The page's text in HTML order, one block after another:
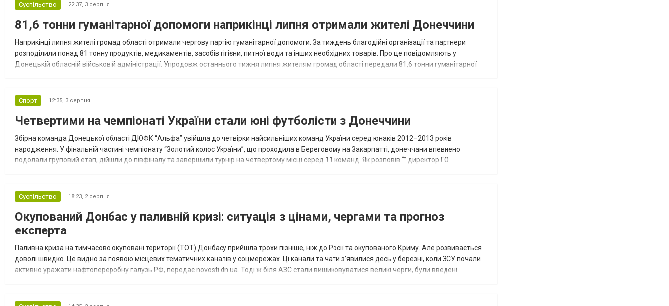
Суспільство 22:37, 3 серпня
81,6 тонни гуманітарної допомоги наприкінці липня отримали жителі Донеччини
Наприкінці липня жителі громад області отримали чергову партію гуманітарної допомоги. За тиждень благодійні організації та партнери
розподілили понад 81 тонну продуктів, медикаментів, засобів гігієни, питної води та інших необхідних товарів. Про це повідомляють у
Донецькій обласній військовій адміністрації. Упродовж останнього тижня липня жителям громад області передали 81,6 тонни гуманітарної
Спорт 12:35, 3 серпня
Четвертими на чемпіонаті України стали юні футболісти з Донеччини
Збірна команда Донецької області ДЮФК “Альфа” увійшла до четвірки найсильніших команд України серед юнаків 2012–2013 років
народження. У фінальній частині чемпіонату “Золотий колос України”, що проходила в Береговому на Закарпатті, донеччани впевнено
подолали груповий етап, дійшли до півфіналу та завершили турнір на четвертому місці серед 11 команд. Як розповів “” директор ГО
Суспільство 18:23, 2 серпня
Окупований Донбас у паливній кризі: ситуація з цінами, чергами та прогноз
експерта
Паливна криза на тимчасово окуповані території (ТОТ) Донбасу прийшла трохи пізніше, ніж до Росії та окупованого Криму. Але розвивається
доволі швидко. Це видно за появою місцевих тематичних каналів у соцмережах. Ці канали та чати з’явилися десь у березні, коли ЗСУ почали
активно уражати нафтопереробну галузь РФ, передає novosti.dn.ua. Тоді ж біля АЗС стали вишиковуватися великі черги, були введені